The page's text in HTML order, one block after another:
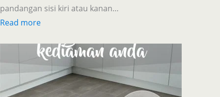
pandangan sisi kiri atau kanan…
Read more